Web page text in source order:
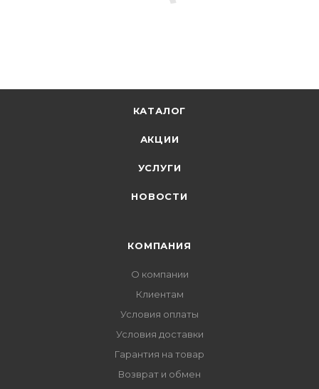
КАТАЛОГ
АКЦИИ
УСЛУГИ
НОВОСТИ
КОМПАНИЯ
О компании
Клиентам
Условия оплаты
Условия доставки
Гарантия на товар
Возврат и обмен